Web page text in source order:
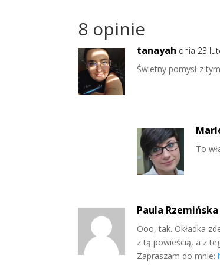
8 opinie
tanayah dnia 23
Świetny pomysł z
To
Paula Rzemińska
Ooo, tak. Okładka
z tą powieścią, a z
Zapraszam do mnie: